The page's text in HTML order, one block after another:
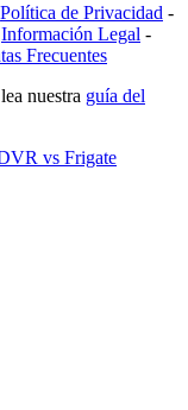
Política de Privacidad -
Información Legal -
Frecuentes
nuestra guía del
vs Frigate